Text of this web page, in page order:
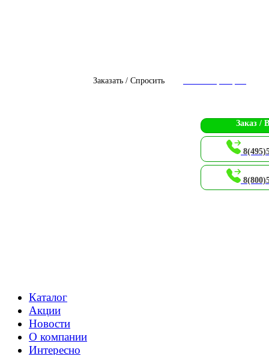
Заказать / Спросить
Заказ /
Каталог
Акции
Новости
О компании
Интересно